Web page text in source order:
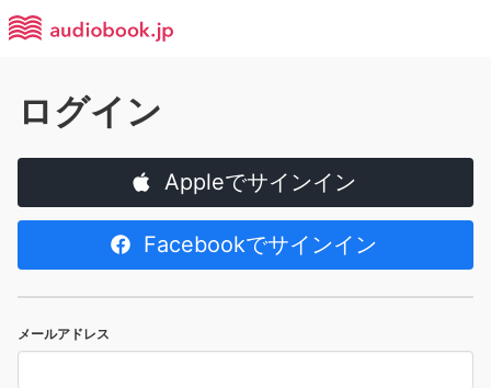
ログイン
Appleでサインイン
Facebookでサインイン
メールアドレス